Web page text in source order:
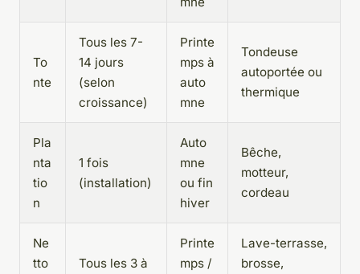
To
nte
Tous les 7-
14 jours
(selon
croissance)
Printe
mps à
auto
mne
Tondeuse
autoportée ou
thermique
Pla
nta
tio
n
1 fois
(installation)
Auto
mne
ou fin
hiver
Bêche,
motteur,
cordeau
Ne
tto
Tous les 3 à
Printe
mps /
Lave-terrasse,
brosse,